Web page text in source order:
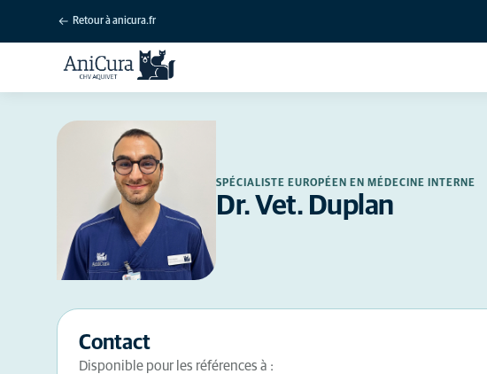
Retour à anicura.fr
SPÉCIALISTE EUROPÉEN EN MÉDECINE INTERNE
Dr. Vet. Duplan
Contact
Disponible pour les références à :